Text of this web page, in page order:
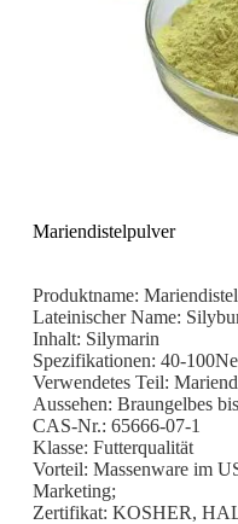
Mariendistelpulver
Produktname:
Lateinischer Name:
Inhalt: Silymarin
Spezifikationen: 40-
Verwendetes Teil:
Aussehen: Braungelbes
CAS-Nr.: 65666-07-1
Klasse: Futterqualität
Vorteil: Massenware im
Marketing;
Zertifikat: KOSHER,